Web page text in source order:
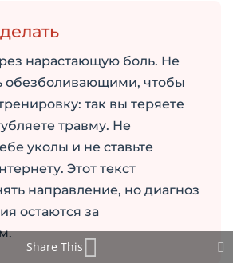
нарастающую боль. Не
обезболивающими, чтобы
так вы теряете
травму. Не
уколы и не ставьте
Этот текст
направление, но диагноз
остаются за
Share This